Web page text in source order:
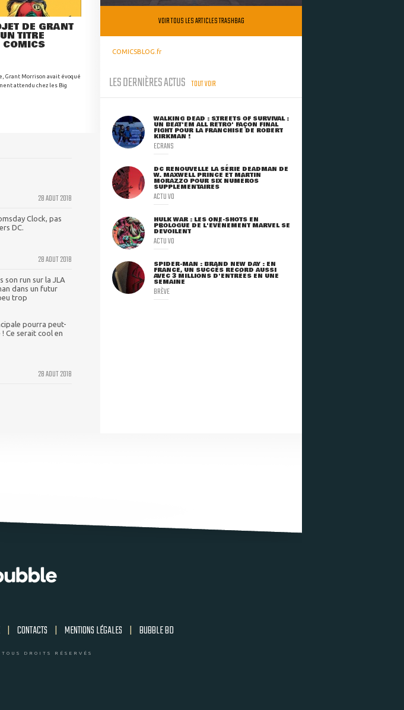
DE GRANT
TITRE
COMICS
Grant Morrison avait évoqué
attendu chez les Big
28 AOUT 2018
Clock, pas
DC.
28 AOUT 2018
son run sur la JLA
dans un futur
trop
pourra peut-
Ce serait cool en
28 AOUT 2018
VOIR TOUS LES ARTICLES TRASHBAG
COMICSBLOG.fr
LES DERNIÈRES ACTUS TOUT VOIR
WALKING DEAD : STREETS OF SURVIVAL :
UN BEAT'EM ALL RÉTRO' FAÇON FINAL
FIGHT POUR LA FRANCHISE DE ROBERT
KIRKMAN !
ECRANS
DC RENOUVELLE LA SÉRIE DEADMAN DE
W. MAXWELL PRINCE ET MARTIN
MORAZZO POUR SIX NUMÉROS
SUPPLÉMENTAIRES
ACTU VO
HULK WAR : LES ONE-SHOTS EN
PROLOGUE DE L'ÉVÈNEMENT MARVEL SE
DÉVOILENT
ACTU VO
SPIDER-MAN : BRAND NEW DAY : EN
FRANCE, UN SUCCÈS RECORD AUSSI
AVEC 3 MILLIONS D'ENTRÉES EN UNE
SEMAINE
BRÈVE
| CONTACTS | MENTIONS LÉGALES | BUBBLE BD
DROITS RÉSERVÉS